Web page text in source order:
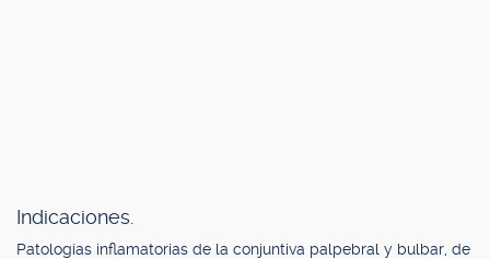
Indicaciones.
Patologías inflamatorias de la conjuntiva palpebral y bulbar, de